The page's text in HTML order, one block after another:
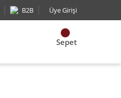
B2B Üye Girişi
Sepet